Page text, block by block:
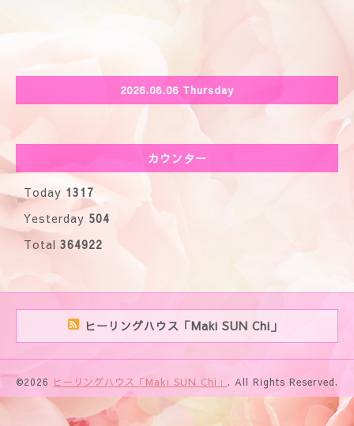
2026.08.06 Thursday
カウンター
Today 1317
Yesterday 504
Total 364922
ヒーリングハウス「Maki SUN Chi」
©2026 ヒーリングハウス「Maki SUN Chi」 . All Rights Reserved.